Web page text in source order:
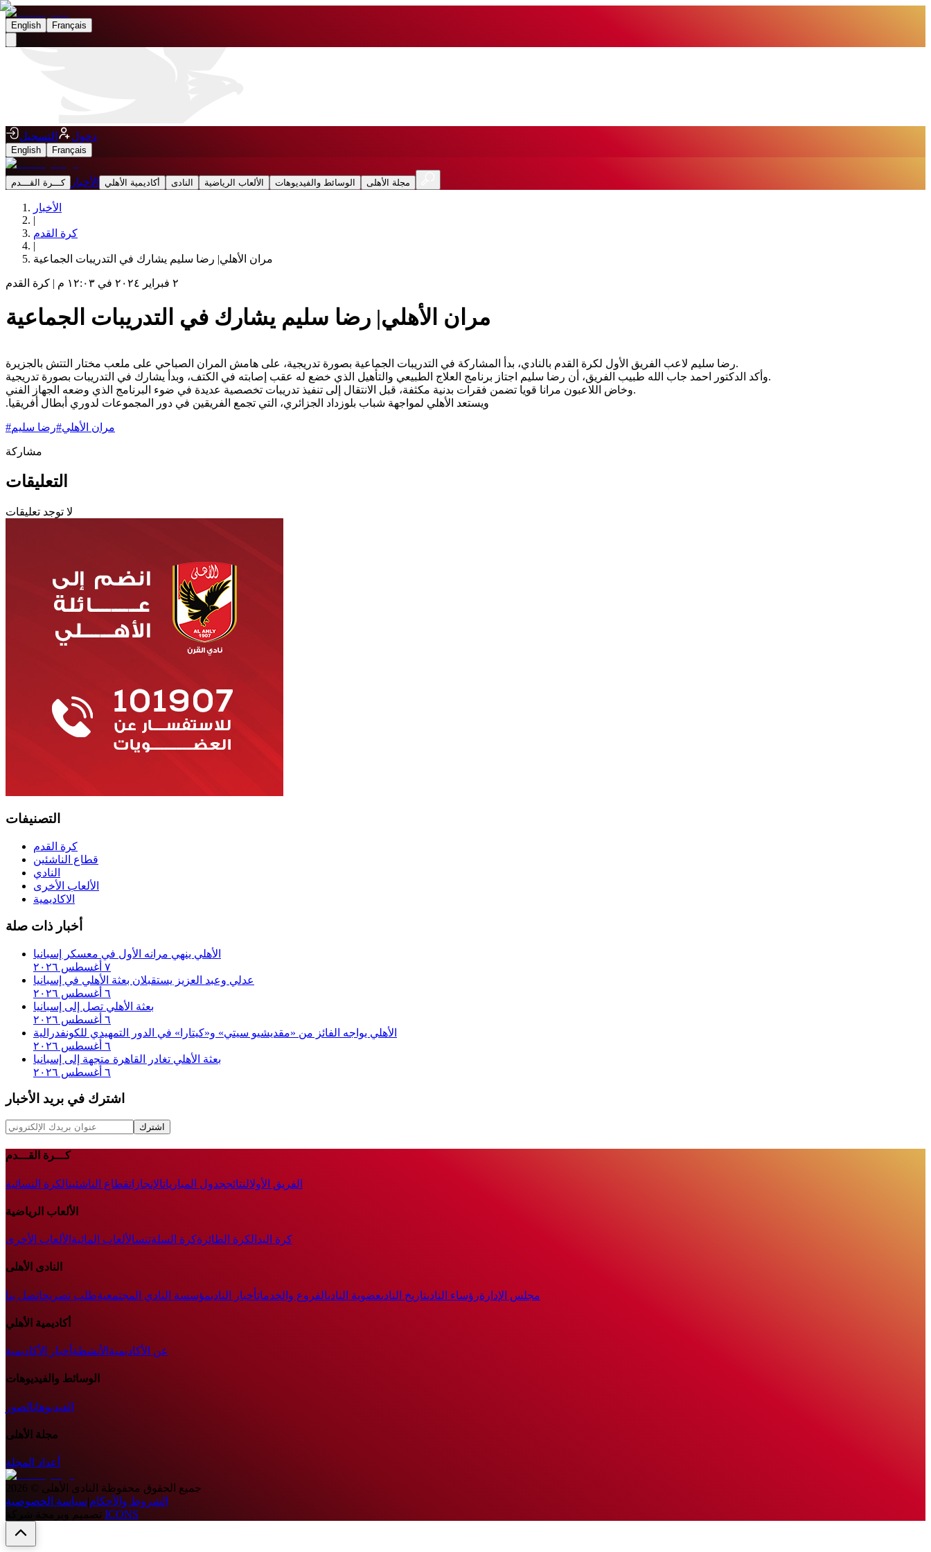
English Français
دخول التسجيل
English Français
كـــرة القـــدم الأخبار أكاديمية الأهلي النادى الألعاب الرياضية الوسائط والفيديوهات مجلة الأهلى
الأخبار
|
كرة القدم
|
مران الأهلي| رضا سليم يشارك في التدريبات الجماعية
٢ فبراير ٢٠٢٤ في ١٢:٠٣ م | كرة القدم
مران الأهلي| رضا سليم يشارك في التدريبات الجماعية
رضا سليم لاعب الفريق الأول لكرة القدم بالنادي، بدأ المشاركة في التدريبات الجماعية بصورة تدريجية، على هامش المران الصباحي على ملعب مختار التتش بالجزيرة.
وأكد الدكتور احمد جاب الله طبيب الفريق، أن رضا سليم اجتاز برنامج العلاج الطبيعي والتأهيل الذي خضع له عقب إصابته في الكتف، وبدأ يشارك في التدريبات بصورة تدريجية.
وخاض اللاعبون مرانا قويا تضمن فقرات بدنية مكثفة، قبل الانتقال إلى تنفيذ تدريبات تخصصية عديدة في ضوء البرنامج الذي وضعه الجهاز الفني.
ويستعد الأهلي لمواجهة شباب بلوزداد الجزائري، التي تجمع الفريقين في دور المجموعات لدوري أبطال أفريقيا.‏
# مران الأهلي#رضا سليم
مشاركة
التعليقات
لا توجد تعليقات
التصنيفات
كرة القدم
قطاع الناشئين
النادي
الألعاب الأخرى
الاكاديمية
أخبار ذات صلة
الأهلي ينهي مرانه الأول في معسكر إسبانيا
٧ أغسطس ٢٠٢٦
عدلي وعبد العزيز يستقبلان بعثة الأهلي في إسبانيا
٦ أغسطس ٢٠٢٦
بعثة الأهلي تصل إلى إسبانيا
٦ أغسطس ٢٠٢٦
الأهلي يواجه الفائز من «مقديشيو سيتي» و«كيتارا» في الدور التمهيدي للكونفدرالية
٦ أغسطس ٢٠٢٦
بعثة الأهلي تغادر القاهرة متجهة إلى إسبانيا
٦ أغسطس ٢٠٢٦
اشترك في بريد الأخبار
اشترك
كـــرة القـــدم
الفريق الأولالنتائججدول المبارياتالإنجازاتقطاع الناشئينالكرة النسائية
الألعاب الرياضية
كرة اليد الكرة الطائرةكرة السلةتنسالألعاب المائية الألعاب الأخرى
النادى الأهلى
مجلس الإدارةرؤساء النادىتاريخ النادىعضوية النادىالفروع والخدماتأخبار الناديمؤسسة النادي المجتمعيةطلب تصريحاتصل بنا
أكاديمية الأهلي
عن الأكاديمية الأنشطة أخبار الأكاديمية
الوسائط والفيديوهات
الفيديوهاتالصور
مجلة الأهلى
أعداد المجلة
جميع الحقوق محفوظة النادى الأهلى ©
2026
الشروط والأحكام|سياسة الخصوصية
تصميم وبرمجة شركة ICONS